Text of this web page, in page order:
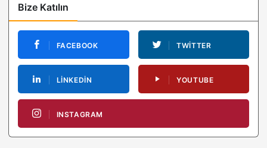
Bize Katılın
FACEBOOK TWITTER
LINKEDIN YOUTUBE
INSTAGRAM